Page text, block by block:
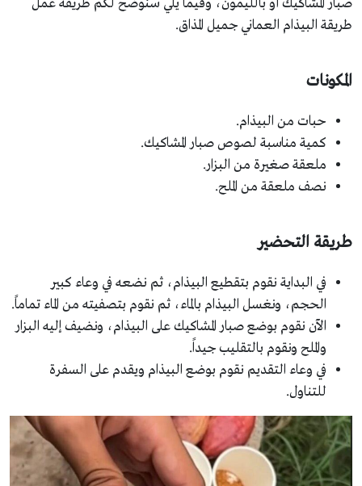
صبار المشاكيك أو بالليمون، وفيما يلي سنوضح لكم طريقة عمل
طريقة البيذام العماني جميل المذاق.
المكونات
حبات من البيذام.
كمية مناسبة لصوص صبار المشاكيك.
ملعقة صغيرة من البزار.
نصف ملعقة من الملح.
طريقة التحضير
في البداية نقوم بتقطيع البيذام، ثم نضعه في وعاء كبير
الحجم، ونغسل البيذام بالماء، ثم نقوم بتصفيته من الماء تماماً.
الآن نقوم بوضع صبار المشاكيك على البيذام، ونضيف إليه البزار
والملح ونقوم بالتقليب جيداً.
في وعاء التقديم نقوم بوضع البيذام ويقدم على السفرة
للتناول.